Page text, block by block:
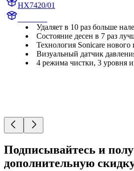
HX7420/01
Удаляет в 10 раз больше
Состояние десен в 7 раз
Технология Sonicare нового
Визуальный датчик
4 режима чистки, 3 уровня
Подписывайтесь и
дополнительную